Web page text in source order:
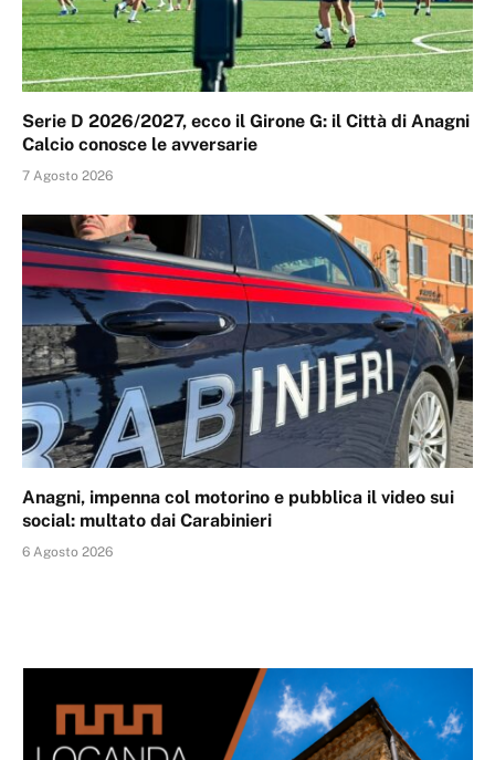
Serie D 2026/2027, ecco il Girone G: il Città di Anagni
Calcio conosce le avversarie
7 Agosto 2026
Anagni, impenna col motorino e pubblica il video sui
social: multato dai Carabinieri
6 Agosto 2026